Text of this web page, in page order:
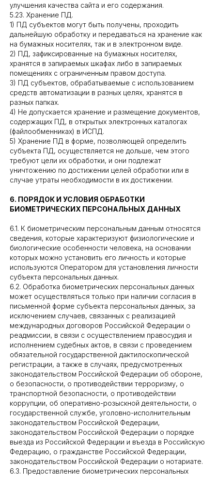
улучшения качества сайта и его содержания.
5.23. Хранение ПД.
1) ПД субъектов могут быть получены, проходить
дальнейшую обработку и передаваться на хранение как
на бумажных носителях, так и в электронном виде.
2) ПД, зафиксированные на бумажных носителях,
хранятся в запираемых шкафах либо в запираемых
помещениях с ограниченным правом доступа.
3) ПД субъектов, обрабатываемые с использованием
средств автоматизации в разных целях, хранятся в
разных папках.
4) Не допускается хранение и размещение документов,
содержащих ПД, в открытых электронных каталогах
(файлообменниках) в ИСПД.
5) Хранение ПД в форме, позволяющей определить
субъекта ПД, осуществляется не дольше, чем этого
требуют цели их обработки, и они подлежат
уничтожению по достижении целей обработки или в
случае утраты необходимости в их достижении.
6. ПОРЯДОК И УСЛОВИЯ ОБРАБОТКИ
БИОМЕТРИЧЕСКИХ ПЕРСОНАЛЬНЫХ ДАННЫХ
6.1. К биометрическим персональным данным относятся
сведения, которые характеризуют физиологические и
биологические особенности человека, на основании
которых можно установить его личность и которые
используются Оператором для установления личности
субъекта персональных данных.
6.2. Обработка биометрических персональных данных
может осуществляться только при наличии согласия в
письменной форме субъекта персональных данных, за
исключением случаев, связанных с реализацией
международных договоров Российской Федерации о
реадмиссии, в связи с осуществлением правосудия и
исполнением судебных актов, в связи с проведением
обязательной государственной дактилоскопической
регистрации, а также в случаях, предусмотренных
законодательством Российской Федерации об обороне,
о безопасности, о противодействии терроризму, о
транспортной безопасности, о противодействии
коррупции, об оперативно-розыскной деятельности, о
государственной службе, уголовно-исполнительным
законодательством Российской Федерации,
законодательством Российской Федерации о порядке
выезда из Российской Федерации и въезда в Российскую
Федерацию, о гражданстве Российской Федерации,
законодательством Российской Федерации о нотариате.
6.3. Предоставление биометрических персональных